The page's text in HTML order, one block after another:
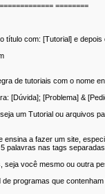
========
título com: [Tutorial] e
de tutoriais com o nome
[Dúvida]; [Problema] &
um Tutorial ou arquivos
ensina a fazer um site,
palavras nas tags separadas
você mesmo ou outra
programas que